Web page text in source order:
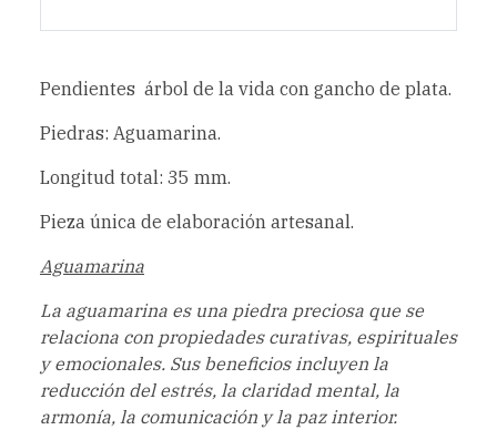
Pendientes árbol de la vida con gancho de plata.
Piedras: Aguamarina.
Longitud total: 35 mm.
Pieza única de elaboración artesanal.
Aguamarina
La aguamarina es una piedra preciosa que se
relaciona con propiedades curativas, espirituales
y emocionales. Sus beneficios incluyen la
reducción del estrés, la claridad mental, la
armonía, la comunicación y la paz interior.